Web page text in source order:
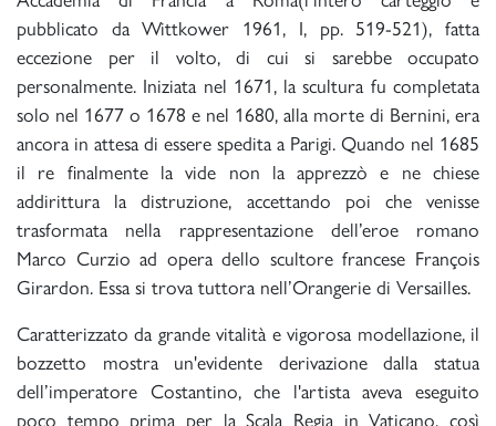
pubblicato da Wittkower 1961, I, pp. 519-521), fatta
eccezione per il volto, di cui si sarebbe occupato
personalmente. Iniziata nel 1671, la scultura fu completata
solo nel 1677 o 1678 e nel 1680, alla morte di Bernini, era
ancora in attesa di essere spedita a Parigi. Quando nel 1685
il re finalmente la vide non la apprezzò e ne chiese
addirittura la distruzione, accettando poi che venisse
trasformata nella rappresentazione dell’eroe romano
Marco Curzio ad opera dello scultore francese François
Girardon. Essa si trova tuttora nell’Orangerie di Versailles.
Caratterizzato da grande vitalità e vigorosa modellazione, il
bozzetto mostra un'evidente derivazione dalla statua
dell’imperatore Costantino, che l'artista aveva eseguito
poco tempo prima per la Scala Regia in Vaticano, così